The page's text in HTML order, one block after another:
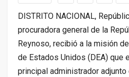
DISTRITO NACIONAL,
procuradora general de la
Reynoso, recibió a la misión
de Estados Unidos (DEA) que
principal administrador